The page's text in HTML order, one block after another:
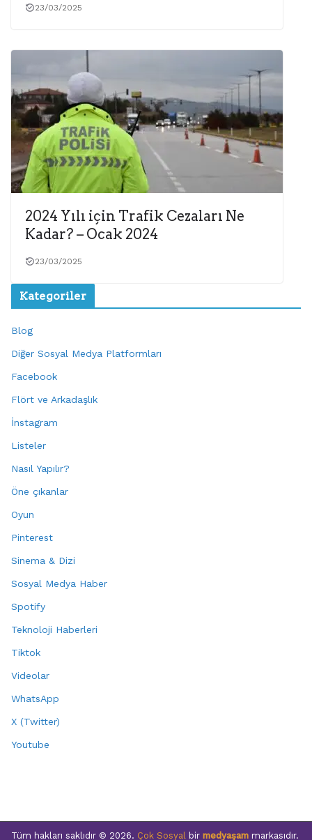
23/03/2025
2024 Yılı için Trafik Cezaları Ne
Kadar? – Ocak 2024
23/03/2025
Kategoriler
Blog
Diğer Sosyal Medya Platformları
Facebook
Flört ve Arkadaşlık
İnstagram
Listeler
Nasıl Yapılır?
Öne çıkanlar
Oyun
Pinterest
Sinema & Dizi
Sosyal Medya Haber
Spotify
Teknoloji Haberleri
Tiktok
Videolar
WhatsApp
X (Twitter)
Youtube
Tüm hakları saklıdır © 2026. Çok Sosyal bir medyaşam markasıdır.